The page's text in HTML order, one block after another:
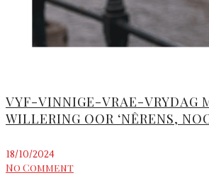
VYF-VINNIGE-VRAE-VRYDAG
WILLERING OOR ‘NÊRENS,
18/10/2024
No Comment